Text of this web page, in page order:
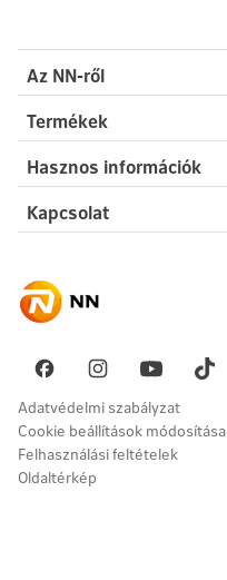
Az NN-ről
Rólunk
Sajtószoba
Karrier
Fenntarthatóság
Pénzügyi navigátor
Termékek
Élet
Egészség
Nyugdíj
Vállalati megoldások
Hasznos információk
Dokumentumtár
Akadálymentesség
Kapcsolat
Ügyintézés
Panaszkezelés
Adatvédelmi szabályzat
Cookie beállítások módosítása
Felhasználási feltételek
Oldaltérkép